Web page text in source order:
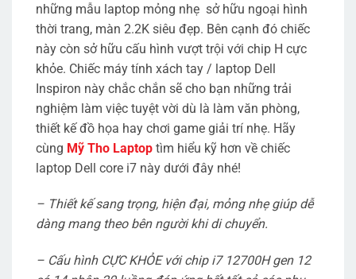
những mẫu laptop mỏng nhẹ sở hữu ngoại hình
thời trang, màn 2.2K siêu đẹp. Bên cạnh đó chiếc
này còn sở hữu cấu hình vượt trội với chip H cực
khỏe. Chiếc máy tính xách tay / laptop Dell
Inspiron này chắc chắn sẽ cho bạn những trải
nghiệm làm việc tuyệt vời dù là làm văn phòng,
thiết kế đồ họa hay chơi game giải trí nhẹ. Hãy
cùng Mỹ Tho Laptop tìm hiểu kỹ hơn về chiếc
laptop Dell core i7 này dưới đây nhé!
– Thiết kế sang trọng, hiện đại, mỏng nhẹ giúp dễ
dàng mang theo bên người khi di chuyển.
– Cấu hình CỰC KHỎE với chip i7 12700H gen 12